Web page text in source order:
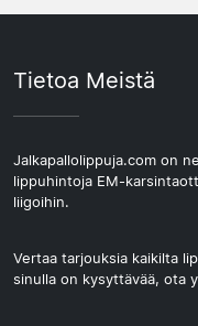
Tietoa Meistä
Jalkapallolippuja.com on
lippuhintoja EM-
liigoihin.
Vertaa tarjouksia kaikilta
sinulla on kysyttävää, ota